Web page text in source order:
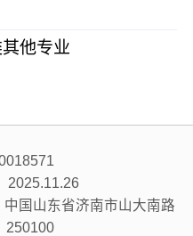
他专业
2025.11.26
国山东省济南市山大南路
250100